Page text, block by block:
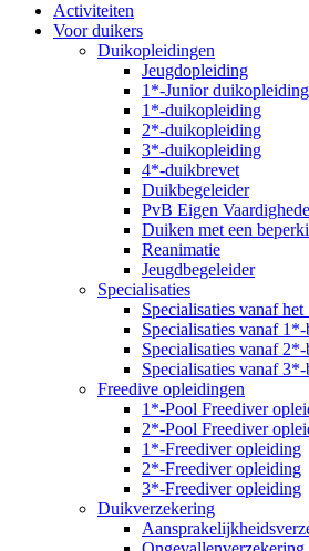
Activiteiten
Voor duikers
Duikopleidingen
Jeugdopleiding
1*-Junior
1*-duikopleiding
2*-duikopleiding
3*-duikopleiding
4*-duikbrevet
Duikbegeleider
PvB Eigen
Duiken met een
Reanimatie
Jeugdbegeleider
Specialisaties
Specialisaties vanaf
Specialisaties vanaf
Specialisaties vanaf
Specialisaties vanaf
Freedive opleidingen
1*-Pool Freediver
2*-Pool Freediver
1*-Freediver opleiding
2*-Freediver opleiding
3*-Freediver opleiding
Duikverzekering